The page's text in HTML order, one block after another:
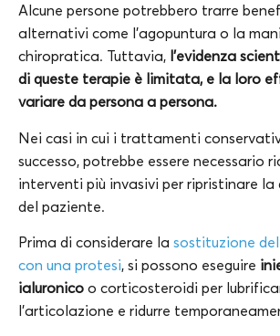
Alcune persone potrebbero trarre
alternativi come l’agopuntura o la
chiropratica. Tuttavia, l’evidenza
di queste terapie è limitata, e la loro
variare da persona a persona.
Nei casi in cui i trattamenti
successo, potrebbe essere necessario
interventi più invasivi per ripristinare
del paziente.
Prima di considerare la sostituzione
con una protesi, si possono eseguire
ialuronico o corticosteroidi per
l’articolazione e ridurre